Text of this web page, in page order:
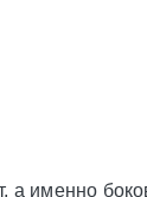
именно